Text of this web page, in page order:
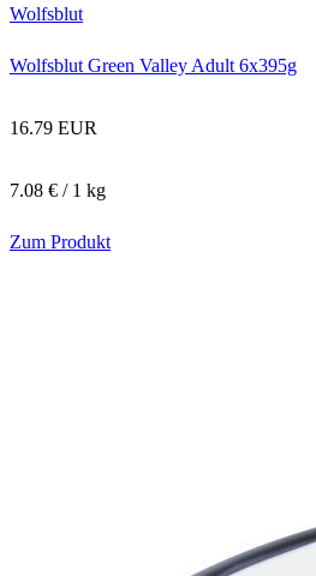
Wolfsblut
Wolfsblut Green Valley Adult 6x395g
16.79 EUR
7.08 € / 1 kg
Zum Produkt